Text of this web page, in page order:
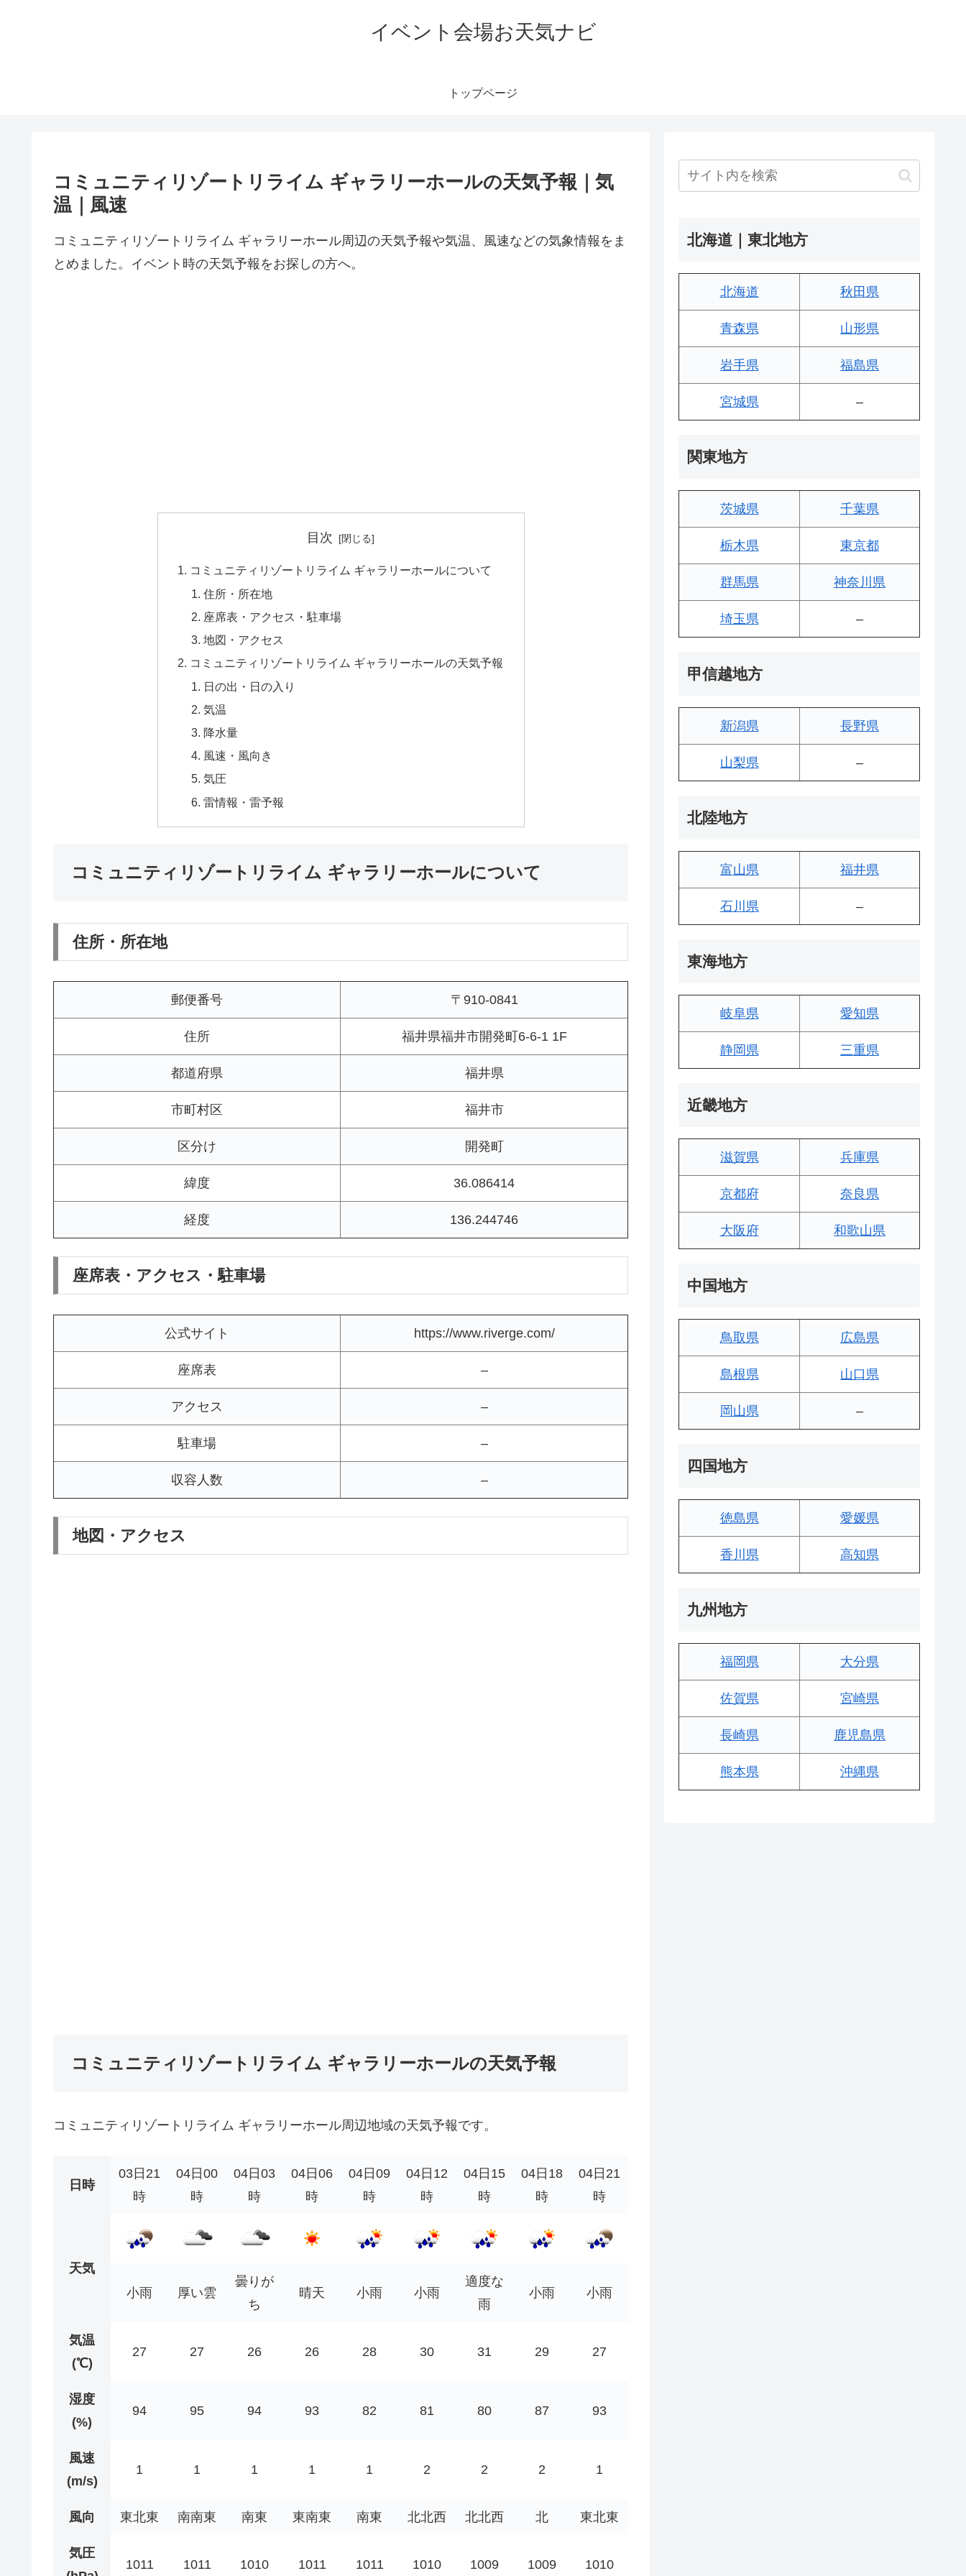
イベント会場お天気ナビ
トップページ
コミュニティリゾートリライム ギャラリーホールの天気予報｜気
温｜風速
コミュニティリゾートリライム ギャラリーホール周辺の天気予報や気温、風速などの気象情報をま
とめました。イベント時の天気予報をお探しの方へ。
目次
コミュニティリゾートリライム ギャラリーホールについて
住所・所在地
座席表・アクセス・駐車場
地図・アクセス
コミュニティリゾートリライム ギャラリーホールの天気予報
日の出・日の入り
気温
降水量
風速・風向き
気圧
雷情報・雷予報
コミュニティリゾートリライム ギャラリーホールについて
住所・所在地
郵便番号 〒910-0841
住所 福井県福井市開発町6-6-1 1F
都道府県 福井県
市町村区 福井市
区分け 開発町
緯度 36.086414
経度 136.244746
座席表・アクセス・駐車場
公式サイト https://www.riverge.com/
座席表 –
アクセス –
駐車場 –
収容人数 –
地図・アクセス
コミュニティリゾートリライム ギャラリーホールの天気予報
コミュニティリゾートリライム ギャラリーホール周辺地域の天気予報です。
日時
03日21
時
04日00
時
04日03
時
04日06
時
04日09
時
04日12
時
04日15
時
04日18
時
04日21
時
天気
小雨
厚い雲
曇りが
ち
晴天 小雨 小雨
適度な
雨
小雨 小雨
気温
(℃)
27 27 26 26 28 30 31 29 27
湿度
(%)
94 95 94 93 82 81 80 87 93
風速
(m/s)
1 1 1 1 1 2 2 2 1
風向 東北東 南南東 南東 東南東 南東 北北西 北北西 北 東北東
気圧
1011 1011 1010 1011 1011 1010 1009 1009 1010
北海道｜東北地方
北海道 秋田県
青森県 山形県
岩手県 福島県
宮城県 –
関東地方
茨城県 千葉県
栃木県 東京都
群馬県 神奈川県
埼玉県 –
甲信越地方
新潟県 長野県
山梨県 –
北陸地方
富山県 福井県
石川県 –
東海地方
岐阜県 愛知県
静岡県 三重県
近畿地方
滋賀県 兵庫県
京都府 奈良県
大阪府 和歌山県
中国地方
鳥取県 広島県
島根県 山口県
岡山県 –
四国地方
徳島県 愛媛県
香川県 高知県
九州地方
福岡県 大分県
佐賀県 宮崎県
長崎県 鹿児島県
熊本県 沖縄県